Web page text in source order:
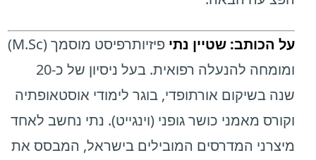
על הכותב: שטיין נתי
פיזיותרפיסט מוסמך (M.Sc)
ומומחה להנעלה רפואית. בעל ניסיון של כ-20
שנה בשיקום אורתופדי, בוגר לימודי אוסטאופתיה
וקורס מאמני כושר גופני (וינגייט). נתי נחשב לאחד
מיצרני המדרסים המובילים בישראל, המבסס את